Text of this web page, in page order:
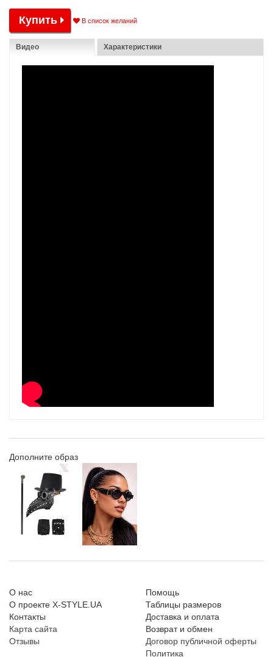
Купить В список желаний
Видео Характеристики
Дополните образ
О нас
О проекте X-STYLE.UA
Контакты
Карта сайта
Отзывы
Помощь
Таблицы размеров
Доставка и оплата
Возврат и обмен
Договор публичной оферты
Политика